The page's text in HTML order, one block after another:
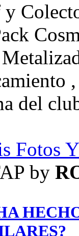
del
Fotos
by